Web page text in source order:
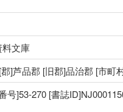
文庫
]芦品郡 [旧郡]品治郡 [市町
号]53-270 [書誌